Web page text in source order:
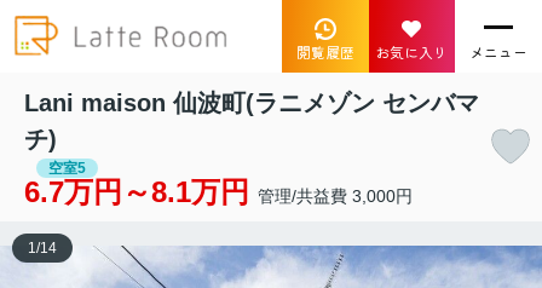
閲覧履歴 お気に入り メニュー
Lani maison 仙波町(ラニメゾン センバマ
チ)
空室5
6.7万円～8.1万円 管理/共益費 3,000円
1 /14